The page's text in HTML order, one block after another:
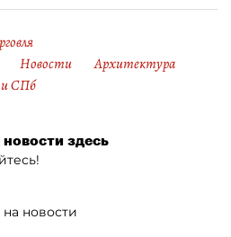
Новости
Архитектура
СПб
здесь
новости